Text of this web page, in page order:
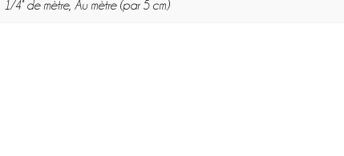
1/4° de mètre, Au mètre (par 5 cm)